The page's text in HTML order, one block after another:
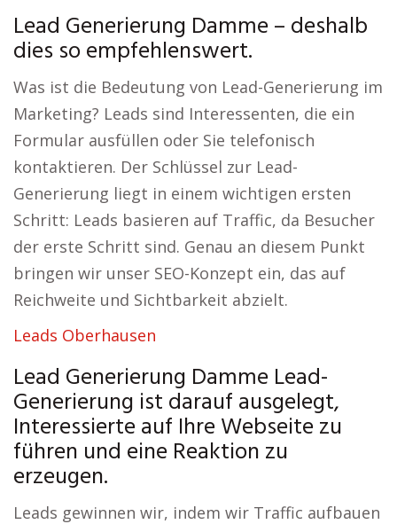
Lead Generierung Damme – deshalb
dies so empfehlenswert.
Was ist die Bedeutung von Lead-Generierung im
Marketing? Leads sind Interessenten, die ein
Formular ausfüllen oder Sie telefonisch
kontaktieren. Der Schlüssel zur Lead-
Generierung liegt in einem wichtigen ersten
Schritt: Leads basieren auf Traffic, da Besucher
der erste Schritt sind. Genau an diesem Punkt
bringen wir unser SEO-Konzept ein, das auf
Reichweite und Sichtbarkeit abzielt.
Leads Oberhausen
Lead Generierung Damme Lead-
Generierung ist darauf ausgelegt,
Interessierte auf Ihre Webseite zu
führen und eine Reaktion zu
erzeugen.
Leads gewinnen wir, indem wir Traffic aufbauen